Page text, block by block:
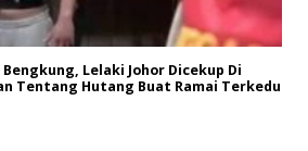
Bengkung, Lelaki Johor Dicekup Di
Tentang Hutang Buat Ramai Terkedu